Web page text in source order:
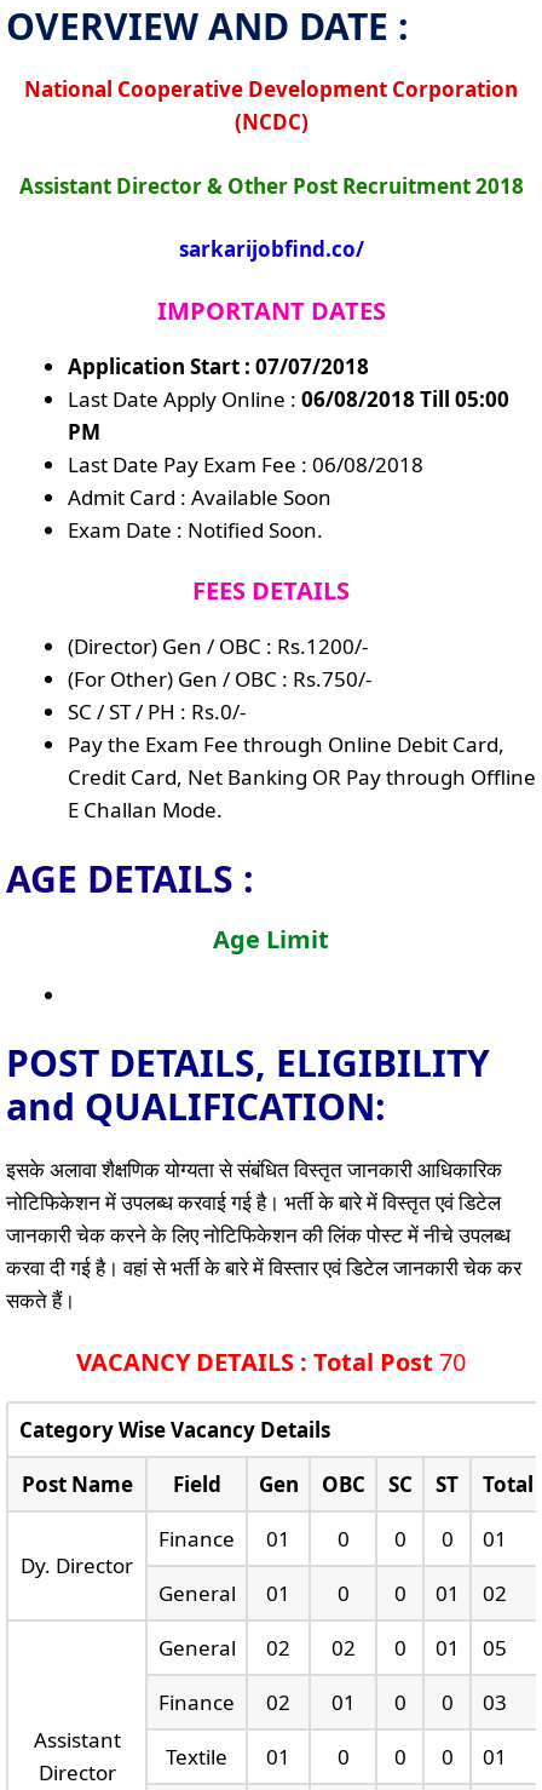
OVERVIEW AND DATE :
National Cooperative Development Corporation
(NCDC)
Assistant Director & Other Post Recruitment 2018
sarkarijobfind.co/
IMPORTANT DATES
Application Start : 07/07/2018
Last Date Apply Online : 06/08/2018 Till 05:00
PM
Last Date Pay Exam Fee : 06/08/2018
Admit Card : Available Soon
Exam Date : Notified Soon.
FEES DETAILS
(Director) Gen / OBC : Rs.1200/-
(For Other) Gen / OBC : Rs.750/-
SC / ST / PH : Rs.0/-
Pay the Exam Fee through Online Debit Card,
Credit Card, Net Banking OR Pay through Offline
E Challan Mode.
AGE DETAILS :
Age Limit
POST DETAILS, ELIGIBILITY
and QUALIFICATION:
इसके अलावा शैक्षणिक योग्यता से संबंधित विस्तृत जानकारी आधिकारिक
नोटिफिकेशन में उपलब्ध करवाई गई है। भर्ती के बारे में विस्तृत एवं डिटेल
जानकारी चेक करने के लिए नोटिफिकेशन की लिंक पोस्ट में नीचे उपलब्ध
करवा दी गई है। वहां से भर्ती के बारे में विस्तार एवं डिटेल जानकारी चेक कर
सकते हैं।
VACANCY DETAILS : Total Post 70
Category Wise Vacancy Details
Post Name
Field Gen OBC SC ST Total
Dy. Director
Finance 01 0 0 0
01
General
01 0 0 01 02
Assistant
Director
General 02 02 0 01
05
Finance
02 01 0 0
03
Textile
01 0 0 0 01